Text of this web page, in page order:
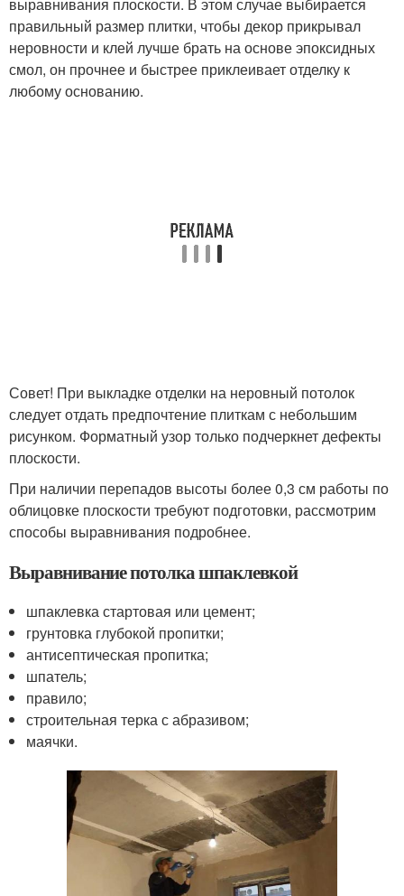
правильный размер плитки, чтобы декор прикрывал
неровности и клей лучше брать на основе эпоксидных
смол, он прочнее и быстрее приклеивает отделку к
любому основанию.
Совет! При выкладке отделки на неровный потолок
следует отдать предпочтение плиткам с небольшим
рисунком. Форматный узор только подчеркнет дефекты
плоскости.
При наличии перепадов высоты более 0,3 см работы по
облицовке плоскости требуют подготовки, рассмотрим
способы выравнивания подробнее.
Выравнивание потолка шпаклевкой
шпаклевка стартовая или цемент;
грунтовка глубокой пропитки;
антисептическая пропитка;
шпатель;
правило;
строительная терка с абразивом;
маячки.